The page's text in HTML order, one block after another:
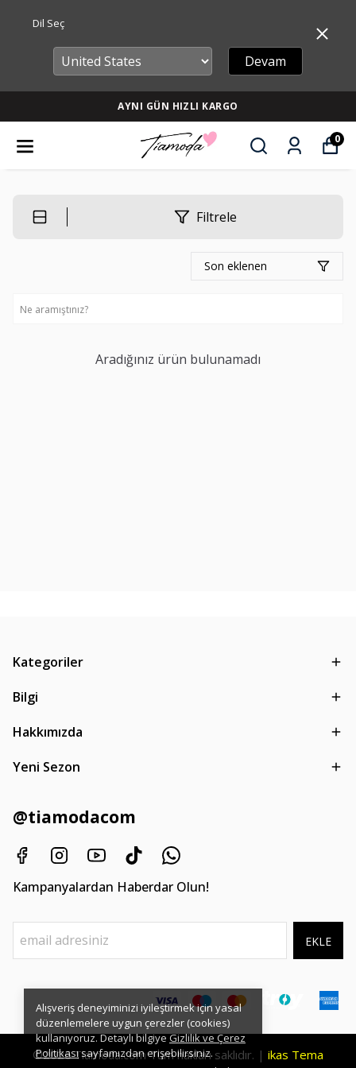
Dil Seç
Devam
AYNI GÜN HIZLI KARGO
0
Alışveriş deneyiminizi iyileştirmek için yasal
düzenlemelere uygun çerezler (cookies)
kullanıyoruz. Detaylı bilgiyeGizlilik ve Çerez
Politikasısayfamızdan erişebilirsiniz.
Filtrele
Son eklenen
Aradığınız ürün bulunamadı
Kategoriler
Bilgi
Hakkımızda
Yeni Sezon
@tiamodacom
Kampanyalardan Haberdar Olun!
EKLE
©2026Tiamoda.comTüm hakları saklıdır. | ikas Tema